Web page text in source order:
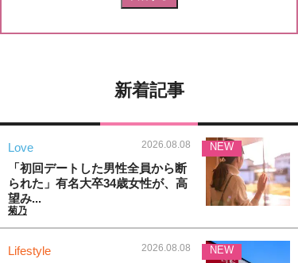
新着記事
Love 2026.08.08
「初回デートした男性全員から断
られた」有名大卒34歳女性が、高
望み...
菊乃
NEW
Lifestyle 2026.08.08 NEW